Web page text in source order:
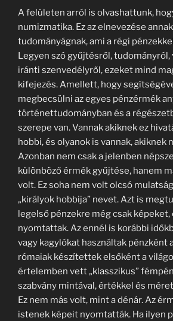
A felületen arról is olvashattunk,
numizmatika. Ez az elnevezése
tudományágnak, ami a régi
Legyen szó gyűjtésről, tudományról,
iránti szenvedélyről, ezeket mind
kifejezés. Amellett, hogy
megbecsülni az egyes pénzérmék
történettudományban és a
szerepe van. Vannak akiknek ez
hobbi, és olyanok is vannak, akiknek
Azonban nem csak a jelenben
különböző érmék gyűjtése, hanem
volt. Ez soha nem volt olcsó
„királyok hobbija” nevet. Azt is
legelső pénzekre még csak
nyomtattak. Az ennél is korábbi
vagy kagylókat használtak pénzként
rómaiak készítettek elsőként a
értelemben vett „klasszikus”
szabvány mintával, értékkel és
Ez nem más volt, mint a dénár. Az
istenek képeit nyomtatták. Ha ilyen